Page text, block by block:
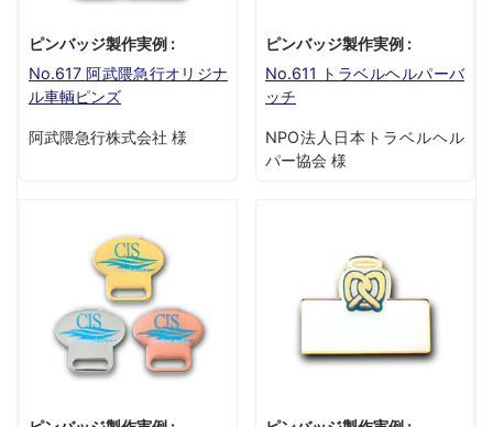
ピンバッジ製作実例 :
No.617 阿武隈急行オリジナ
ル車輌ピンズ
阿武隈急行株式会社 様
ピンバッジ製作実例 :
No.611 トラベルヘルパーバ
ッチ
NPO法人日本トラベルヘル
パー協会 様